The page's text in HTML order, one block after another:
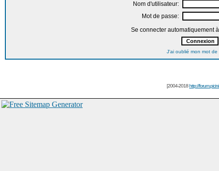
Nom d'utilisateur:
Mot de passe:
Se connecter automatiquement
J'ai oublié mon mot de
[2004-2018http://